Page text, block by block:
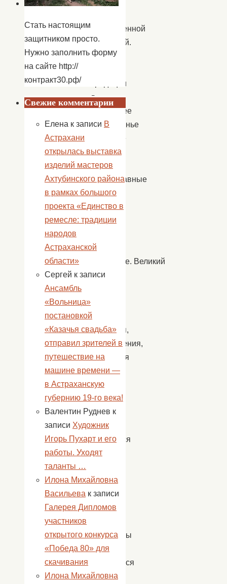
божественной
литургией.
По
традиции
в
последнее
воскресенье
накануне
Великого
поста
православные
люди
просят
друг
друга
прощение. Великий
пост
время
покаяния,
исправления,
очищения
души.
В
этом
году
он
продлится
до
апреля.
К
11
ахтубинцы
начали
собираться
на
Стать настоящим
защитником просто.
Нужно заполнить форму
на сайте http://
контракт30.рф/
Свежие комментарии
Елена к записи В
Астрахани
открылась выставка
изделий мастеров
Ахтубинского района
в рамках большого
проекта «Единство в
ремесле: традиции
народов
Астраханской
области»
Сергей к записи
Ансамбль
«Вольница»
постановкой
«Казачья свадьба»
отправил зрителей в
путешествие на
машине времени —
в Астраханскую
губернию 19-го века!
Валентин Руднев к
записи Художник
Игорь Пухарт и его
работы. Уходят
таланты …
Илона Михайловна
Васильева к записи
Галерея Дипломов
участников
открытого конкурса
«Победа 80» для
скачивания
Илона Михайловна